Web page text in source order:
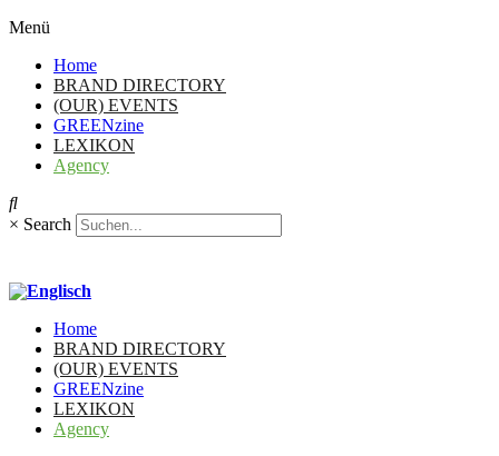
Menü
Home
BRAND DIRECTORY
(OUR) EVENTS
GREENzine
LEXIKON
Agency
× Search
Home
BRAND DIRECTORY
(OUR) EVENTS
GREENzine
LEXIKON
Agency